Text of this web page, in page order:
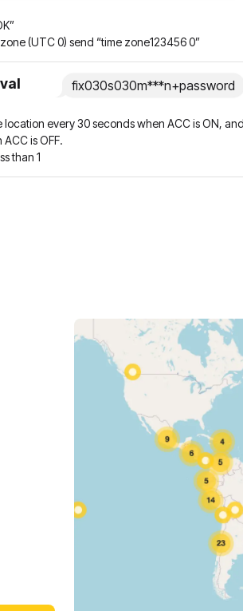
(UTC 0) send “time zone123456 0”
fix030s030m***n+password
every 30 seconds when ACC is ON,
is OFF.
than 1